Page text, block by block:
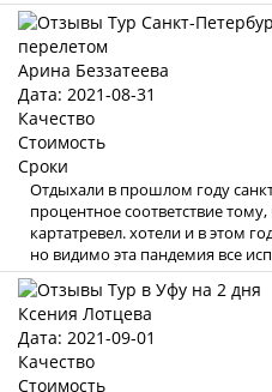
Арина Беззатеева
Дата: 2021-08-31
Качество
Стоимость
Сроки
Отдыхали в прошлом году
процентное соответствие
картатревел. хотели и в этом
но видимо эта пандемия все
Ксения Лотцева
Дата: 2021-09-01
Качество
Стоимость